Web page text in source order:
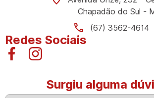
Chapadão do Sul -
(67) 3562-4614
Redes Sociais
Surgiu alguma